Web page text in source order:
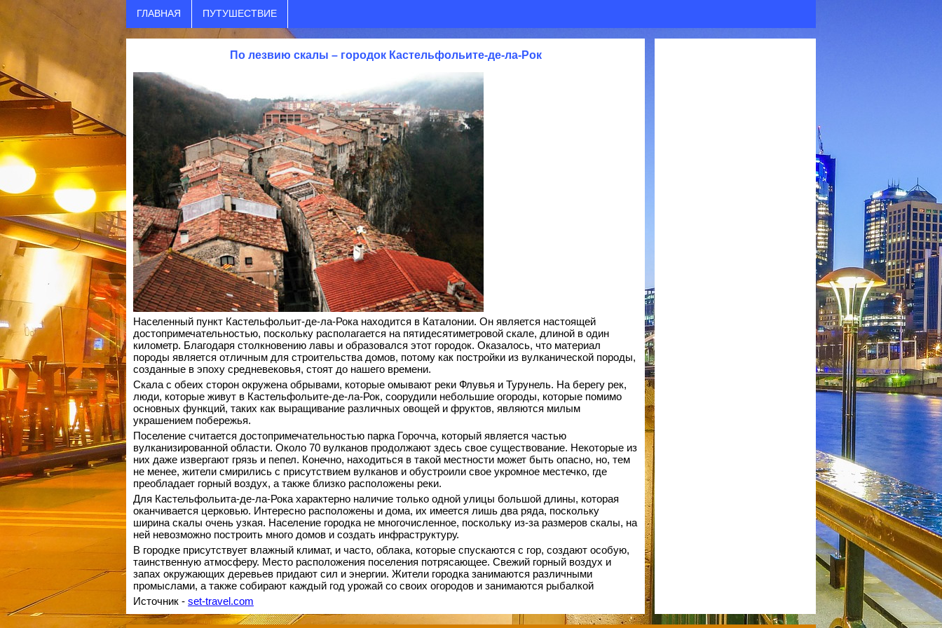
ГЛАВНАЯ ПУТУШЕСТВИЕ
По лезвию скалы – городок Кастельфольите-де-ла-Рок
Населенный пункт Кастельфольит-де-ла-Рока находится в Каталонии. Он является настоящей
достопримечательностью, поскольку располагается на пятидесятиметровой скале, длиной в один
километр. Благодаря столкновению лавы и образовался этот городок. Оказалось, что материал
породы является отличным для строительства домов, потому как постройки из вулканической породы,
созданные в эпоху средневековья, стоят до нашего времени.
Скала с обеих сторон окружена обрывами, которые омывают реки Флувья и Турунель. На берегу рек,
люди, которые живут в Кастельфольите-де-ла-Рок, соорудили небольшие огороды, которые помимо
основных функций, таких как выращивание различных овощей и фруктов, являются милым
украшением побережья.
Поселение считается достопримечательностью парка Горочча, который является частью
вулканизированной области. Около 70 вулканов продолжают здесь свое существование. Некоторые из
них даже извергают грязь и пепел. Конечно, находиться в такой местности может быть опасно, но, тем
не менее, жители смирились с присутствием вулканов и обустроили свое укромное местечко, где
преобладает горный воздух, а также близко расположены реки.
Для Кастельфольита-де-ла-Рока характерно наличие только одной улицы большой длины, которая
оканчивается церковью. Интересно расположены и дома, их имеется лишь два ряда, поскольку
ширина скалы очень узкая. Население городка не многочисленное, поскольку из-за размеров скалы, на
ней невозможно построить много домов и создать инфраструктуру.
В городке присутствует влажный климат, и часто, облака, которые спускаются с гор, создают особую,
таинственную атмосферу. Место расположения поселения потрясающее. Свежий горный воздух и
запах окружающих деревьев придают сил и энергии. Жители городка занимаются различными
промыслами, а также собирают каждый год урожай со своих огородов и занимаются рыбалкой
Источник - set-travel.com